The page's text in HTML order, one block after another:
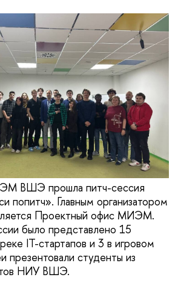
ВШЭ прошла питч-сессия
попитч». Главным организатором
Проектный офис МИЭМ.
было представлено 15
IT-стартапов и 3 в игровом
презентовали студенты из
НИУ ВШЭ.